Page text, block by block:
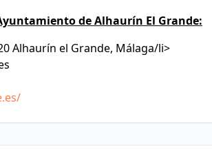
de Alhaurín El Grande:
Alhaurín el Grande, Málaga/li>